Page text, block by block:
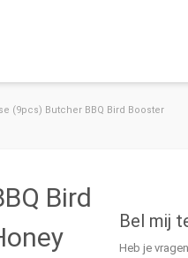
(9pcs) Butcher BBQ Bird Booster
Bird
Bel mij
Heb je